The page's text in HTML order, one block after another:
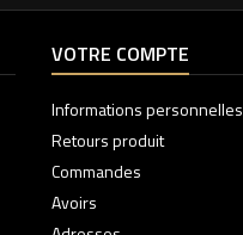
VOTRE COMPTE
Informations personnelles
Retours produit
Commandes
Avoirs